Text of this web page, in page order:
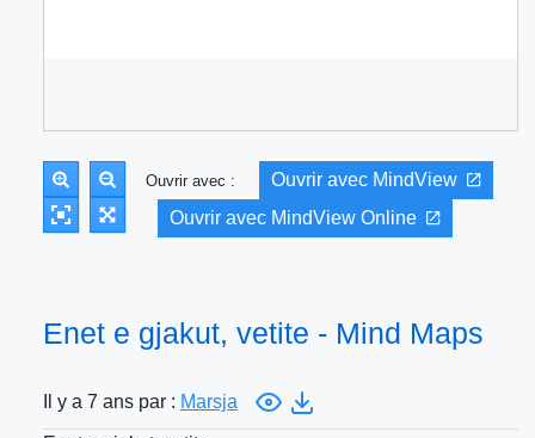
Ouvrir avec :
Ouvrir avec MindView
Ouvrir avec MindView Online
Enet e gjakut, vetite - Mind Maps
Il y a 7 ans par : Marsja